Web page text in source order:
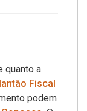
quanto a
Fiscal
podem